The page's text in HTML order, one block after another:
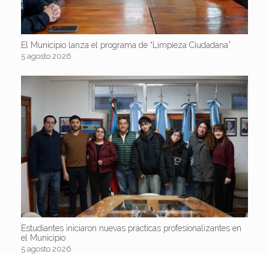
El Municipio lanza el programa de “Limpieza Ciudadana”
5 agosto 2026
Estudiantes iniciaron nuevas prácticas profesionalizantes en
el Municipio
5 agosto 2026